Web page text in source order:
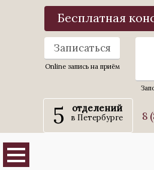
Бесплатная
Записаться
Online запись на приём
5 отделений
в Петербурге 8